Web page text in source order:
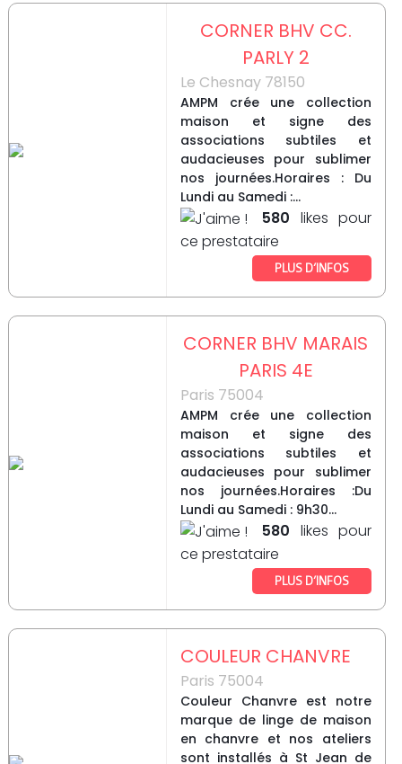
CORNER BHV CC.
PARLY 2
Le Chesnay 78150
AMPM crée une collection
maison et signe des
associations subtiles et
audacieuses pour sublimer
nos journées.Horaires : Du
Lundi au Samedi :...
580 likes pour
ce prestataire
PLUS D’INFOS
CORNER BHV MARAIS
PARIS 4E
Paris 75004
AMPM crée une collection
maison et signe des
associations subtiles et
audacieuses pour sublimer
nos journées.Horaires :Du
Lundi au Samedi : 9h30...
580 likes pour
ce prestataire
PLUS D’INFOS
COULEUR CHANVRE
Paris 75004
Couleur Chanvre est notre
marque de linge de maison
en chanvre et nos ateliers
sont installés à St Jean de